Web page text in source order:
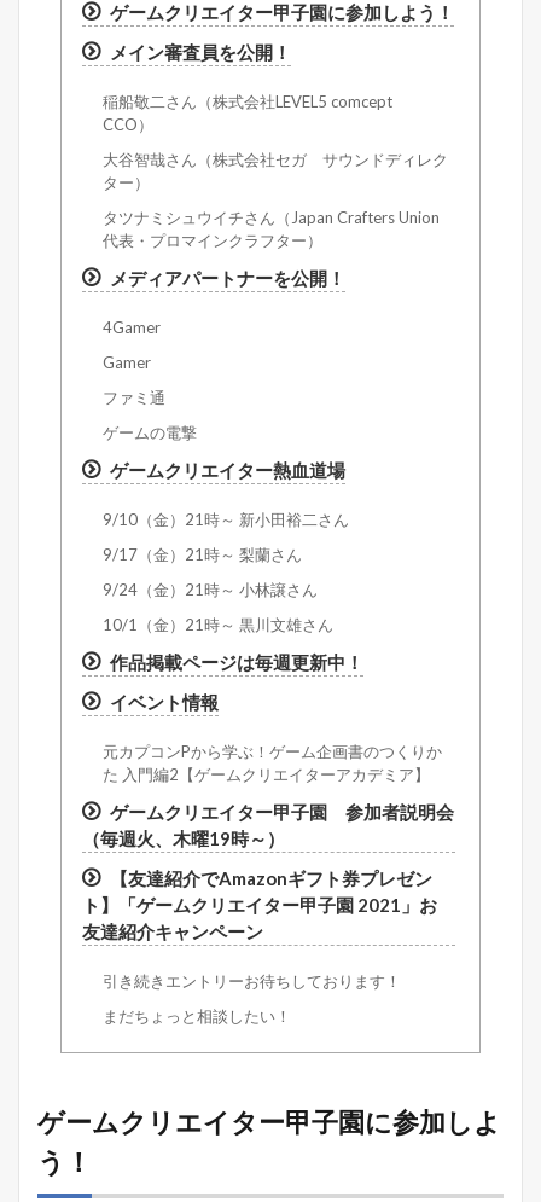
ゲームクリエイター甲子園に参加しよう！
メイン審査員を公開！
稲船敬二さん（株式会社LEVEL5 comcept
CCO）
大谷智哉さん（株式会社セガ サウンドディレク
ター）
タツナミシュウイチさん（Japan Crafters Union
代表・プロマインクラフター）
メディアパートナーを公開！
4Gamer
Gamer
ファミ通
ゲームの電撃
ゲームクリエイター熱血道場
9/10（金）21時～ 新小田裕二さん
9/17（金）21時～ 梨蘭さん
9/24（金）21時～ 小林譲さん
10/1（金）21時～ 黒川文雄さん
作品掲載ページは毎週更新中！
イベント情報
元カプコンPから学ぶ！ゲーム企画書のつくりか
た 入門編2【ゲームクリエイターアカデミア】
ゲームクリエイター甲子園 参加者説明会
（毎週火、木曜19時～）
【友達紹介でAmazonギフト券プレゼン
ト】「ゲームクリエイター甲子園 2021」お
友達紹介キャンペーン
引き続きエントリーお待ちしております！
まだちょっと相談したい！
ゲームクリエイター甲子園に参加しよ
う！